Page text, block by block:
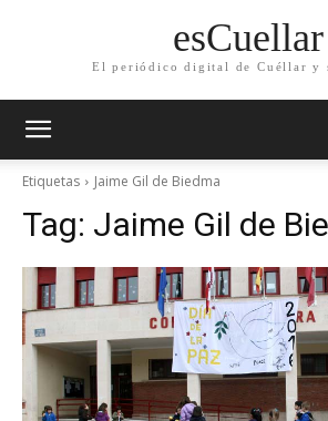
esCuellar
El periódico digital de Cuéllar y
Etiquetas Jaime Gil de Biedma
Tag: Jaime Gil de